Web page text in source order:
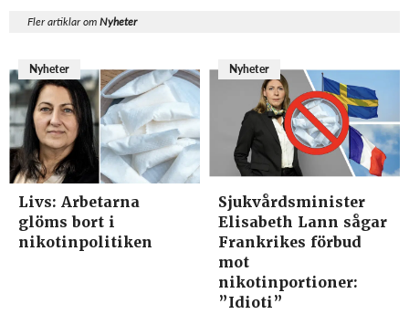
Fler artiklar omNyheter
Nyheter
Livs: Arbetarna
glöms bort i
nikotinpolitiken
Nyheter
Sjukvårdsminister
Elisabeth Lann sågar
Frankrikes förbud
mot
nikotinportioner:
”Idioti”